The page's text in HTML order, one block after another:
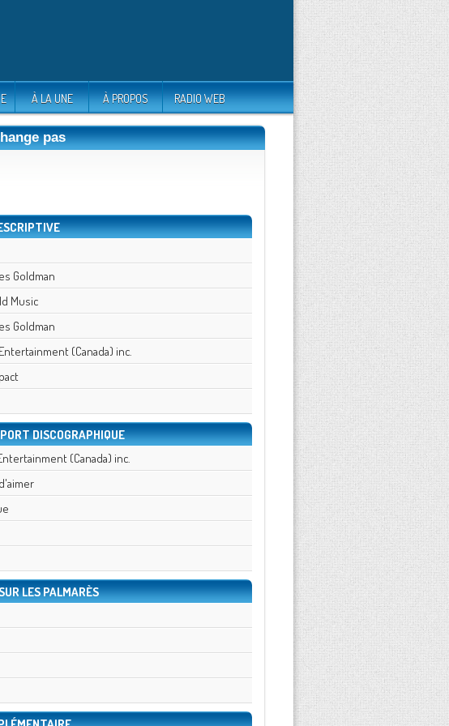
À LA UNE À PROPOS RADIO WEB
pas
Goldman
Music
Goldman
(Canada) inc.
DISCOGRAPHIQUE
(Canada) inc.
LES PALMARÈS